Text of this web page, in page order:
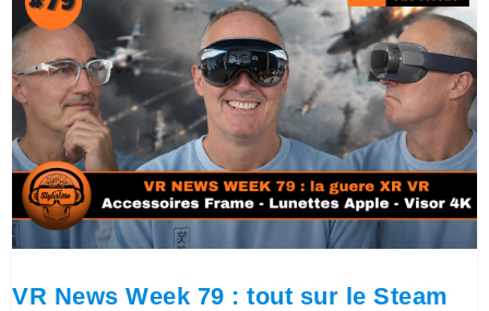
VR News Week 79 : tout sur le Steam